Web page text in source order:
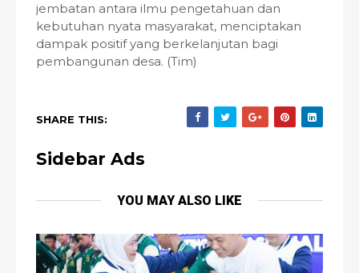
jembatan antara ilmu pengetahuan dan
kebutuhan nyata masyarakat, menciptakan
dampak positif yang berkelanjutan bagi
pembangunan desa. (Tim)
SHARE THIS:
Sidebar Ads
YOU MAY ALSO LIKE